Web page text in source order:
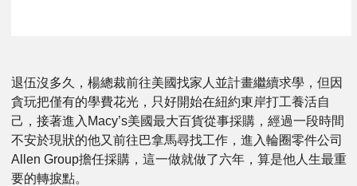
退伍沒多久，楊總裁前往美國找家人並計畫繼續求學，但因
貪玩把僅有的學費花光，只好開始在紐約東岸打工養活自
己，接著進入Macy’s美國最大百貨從事採購，經過一段時間
不安於現狀的他又前往巴拿馬尋找工作，進入輪圈零件公司
Allen Group擔任採購，這一做就做了六年，算是他人生最重
要的轉捩點。